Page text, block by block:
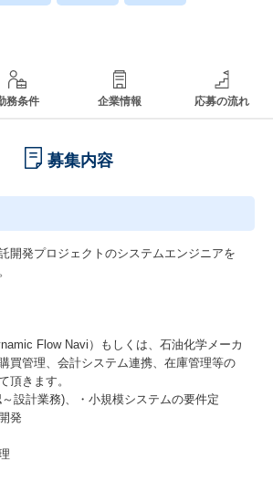
務条件 企業情報 応募の流れ
募集内容
開発プロジェクトのシステムエンジニアを
Flow Navi）もしくは、石油化学メーカ
買管理、会計システム連携、在庫管理等の
頂きます。
～設計業務)、・小規模システムの要件定
発